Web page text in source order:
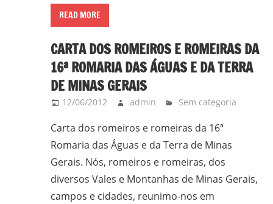
READ MORE
CARTA DOS ROMEIROS E ROMEIRAS DA
16ª ROMARIA DAS ÁGUAS E DA TERRA
DE MINAS GERAIS
12/06/2012 admin Sem categoria
Carta dos romeiros e romeiras da 16ª
Romaria das Águas e da Terra de Minas
Gerais. Nós, romeiros e romeiras, dos
diversos Vales e Montanhas de Minas Gerais,
campos e cidades, reunimo-nos em